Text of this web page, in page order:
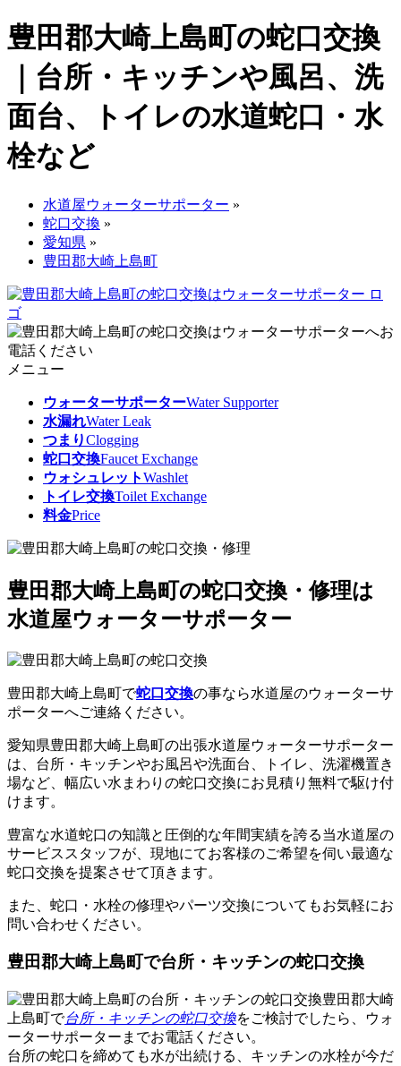
豊田郡大崎上島町の蛇口交換
｜台所・キッチンや風呂、洗
面台、トイレの水道蛇口・水
栓など
水道屋ウォーターサポーター »
蛇口交換 »
愛知県 »
豊田郡大崎上島町
メニュー
ウォーターサポーターWater Supporter
水漏れWater Leak
つまりClogging
蛇口交換Faucet Exchange
ウォシュレットWashlet
トイレ交換Toilet Exchange
料金Price
豊田郡大崎上島町の蛇口交換・修理は
水道屋ウォーターサポーター
豊田郡大崎上島町で蛇口交換の事なら水道屋のウォーターサ
ポーターへご連絡ください。
愛知県豊田郡大崎上島町の出張水道屋ウォーターサポーター
は、台所・キッチンやお風呂や洗面台、トイレ、洗濯機置き
場など、幅広い水まわりの蛇口交換にお見積り無料で駆け付
けます。
豊富な水道蛇口の知識と圧倒的な年間実績を誇る当水道屋の
サービススタッフが、現地にてお客様のご希望を伺い最適な
蛇口交換を提案させて頂きます。
また、蛇口・水栓の修理やパーツ交換についてもお気軽にお
問い合わせください。
豊田郡大崎上島町で台所・キッチンの蛇口交換
豊田郡大崎
上島町で台所・キッチンの蛇口交換をご検討でしたら、ウォ
ーターサポーターまでお電話ください。
台所の蛇口を締めても水が出続ける、キッチンの水栓が今だ